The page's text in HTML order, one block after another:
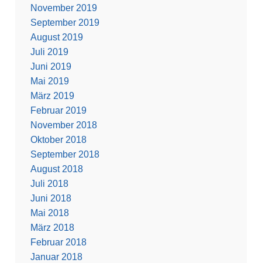
November 2019
September 2019
August 2019
Juli 2019
Juni 2019
Mai 2019
März 2019
Februar 2019
November 2018
Oktober 2018
September 2018
August 2018
Juli 2018
Juni 2018
Mai 2018
März 2018
Februar 2018
Januar 2018